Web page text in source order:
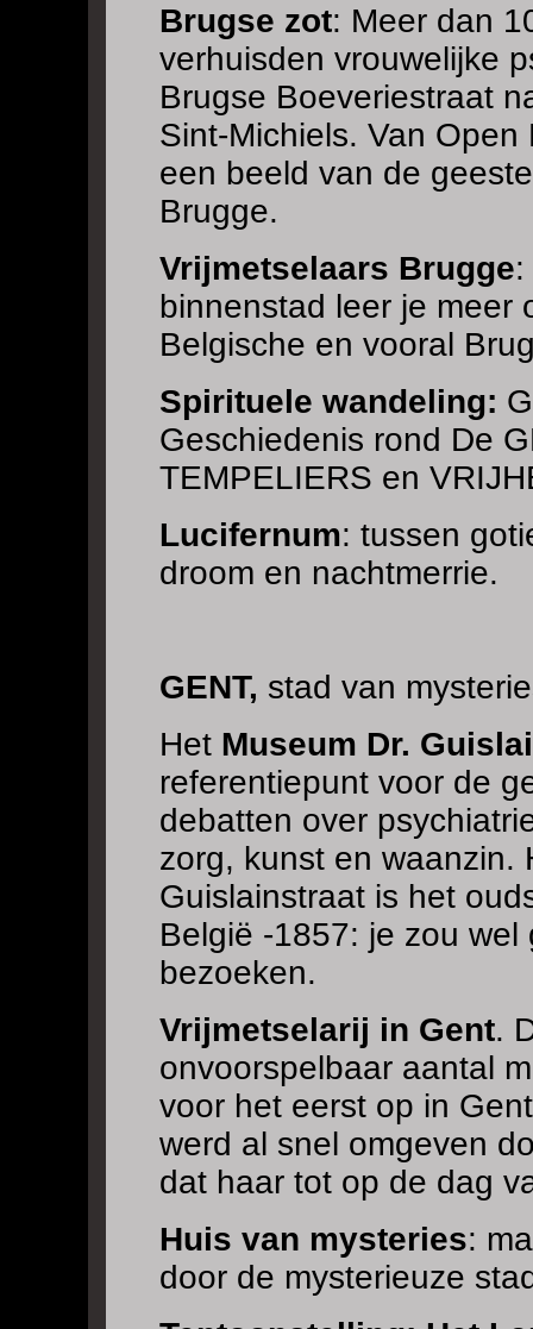
Brugse zot: Meer dan
verhuisden vrouwelijke
Brugse Boeveriestraat
Sint-Michiels. Van
een beeld van de
Brugge.
Vrijmetselaars Brugge
binnenstad leer je meer
Belgische en vooral
Spirituele wandeling:
Geschiedenis rond De
TEMPELIERS en
Lucifernum: tussen
droom en nachtmerrie.
GENT, stad van
Het Museum Dr.
referentiepunt voor de
debatten over
zorg, kunst en waanzin.
Guislainstraat is het
België -1857: je zou
bezoeken.
Vrijmetselarij in Gent.
onvoorspelbaar aantal
voor het eerst op in
werd al snel omgeven
dat haar tot op de dag
Huis van mysteries:
door de mysterieuze